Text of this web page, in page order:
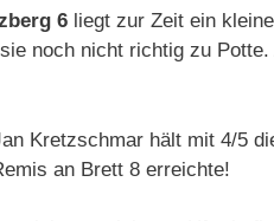
6 liegt zur Zeit ein
noch nicht richtig zu
Kretzschmar hält mit 4/5
an Brett 8 erreichte!